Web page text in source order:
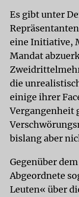
Es gibt unter
eine Initiative,
Mandat
die
einige ihrer
Vergangenheit
bislang aber
Gegenüber
Abgeordnete
Leuten« über